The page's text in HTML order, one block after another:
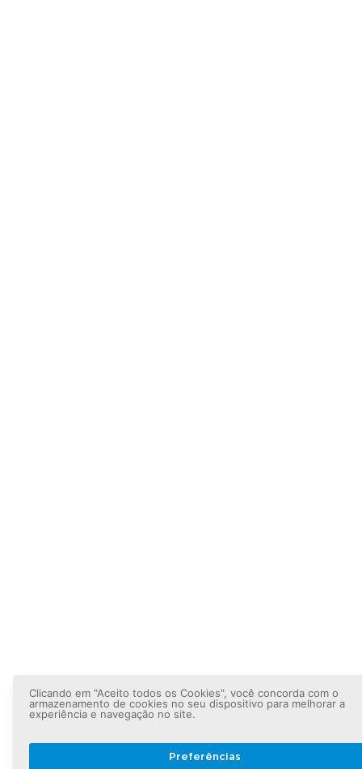
Clicando em "Aceito todos os Cookies", você concorda com o
armazenamento de cookies no seu dispositivo para melhorar a
experiência e navegação no site.
Preferências